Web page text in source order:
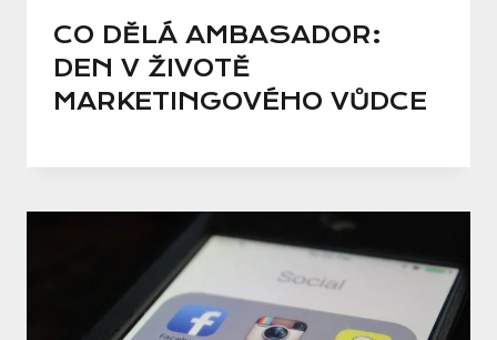
CO DĚLÁ AMBASADOR:
DEN V ŽIVOTĚ
MARKETINGOVÉHO VŮDCE